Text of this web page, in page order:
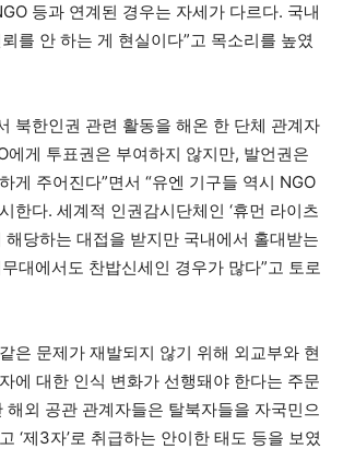
등과 연계된 경우는 자세가 다르다. 국내
를 안 하는 게 현실이다”고 목소리를 높였
북한인권 관련 활동을 해온 한 단체 관계자
에게 투표권은 부여하지 않지만, 발언권은
게 주어진다”면서 “유엔 기구들 역시 NGO
한다. 세계적 인권감시단체인 ‘휴먼 라이츠
해당하는 대접을 받지만 국내에서 홀대받는
대에서도 찬밥신세인 경우가 많다”고 토로
은 문제가 재발되지 않기 위해 외교부와 현
에 대한 인식 변화가 선행돼야 한다는 주문
해외 공관 관계자들은 탈북자들을 자국민으
‘제3자’로 취급하는 안이한 태도 등을 보였